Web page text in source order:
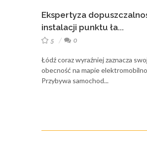
Ekspertyza
instalacji punktu ła...
5 0
Łódź coraz wyraźniej zaznacza
obecność na mapie
Przybywa samochod...